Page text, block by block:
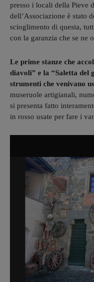
presso i locali della Pieve
dell’Associazione è stato
scioglimento di questa,
con la garanzia che se ne
Le prime stanze che
diavoli” e la “Saletta del
strumenti che venivano
museruole artigianali,
si presenta fatto
in rosso usate per fare i